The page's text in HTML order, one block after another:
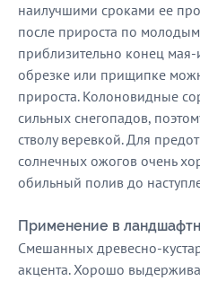
наилучшими сроками ее
после прироста по
приблизительно конец
обрезке или прищипке
прироста. Колоновидные
сильных снегопадов,
стволу веревкой. Для
солнечных ожогов очень
обильный полив до
Применение в
Смешанных древесно-
акцента. Хорошо